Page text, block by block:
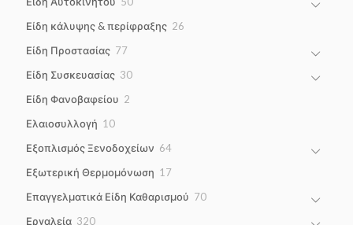
Είδη κάλυψης & περίφραξης 26
Είδη Προστασίας 7777
Είδη Συσκευασίας 3030
Είδη Φανοβαφείου 2
Ελαιοσυλλογή 1010
Εξοπλισμός Ξενοδοχείων 6464
Εξωτερική Θερμομόνωση 1717
Επαγγελματικά Είδη Καθαρισμού 7070
Εργαλεία 320320